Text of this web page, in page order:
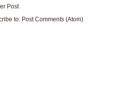
Post
to: Post Comments (Atom)